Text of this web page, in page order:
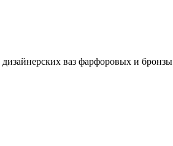
ваз фарфоровых и бронзы